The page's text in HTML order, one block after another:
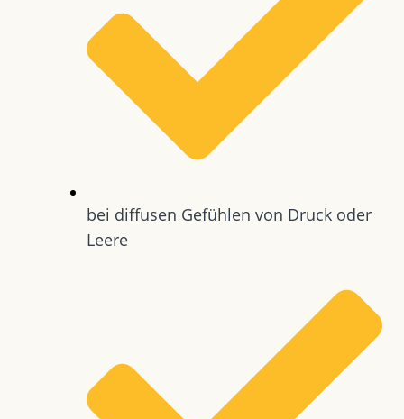
bei diffusen Gefühlen von Druck oder
Leere